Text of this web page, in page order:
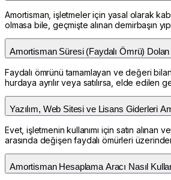
Amortisman, işletmeler için yasal olarak
olmasa bile, geçmişte alınan demirbaşın
Amortisman Süresi (Faydalı Ömrü)
Faydalı ömrünü tamamlayan ve değeri
hurdaya ayrılır veya satılırsa, elde
Yazılım, Web Sitesi ve Lisans Giderleri
Evet, işletmenin kullanımı için satın
arasında değişen faydalı ömürleri
Amortisman Hesaplama Aracı Nasıl